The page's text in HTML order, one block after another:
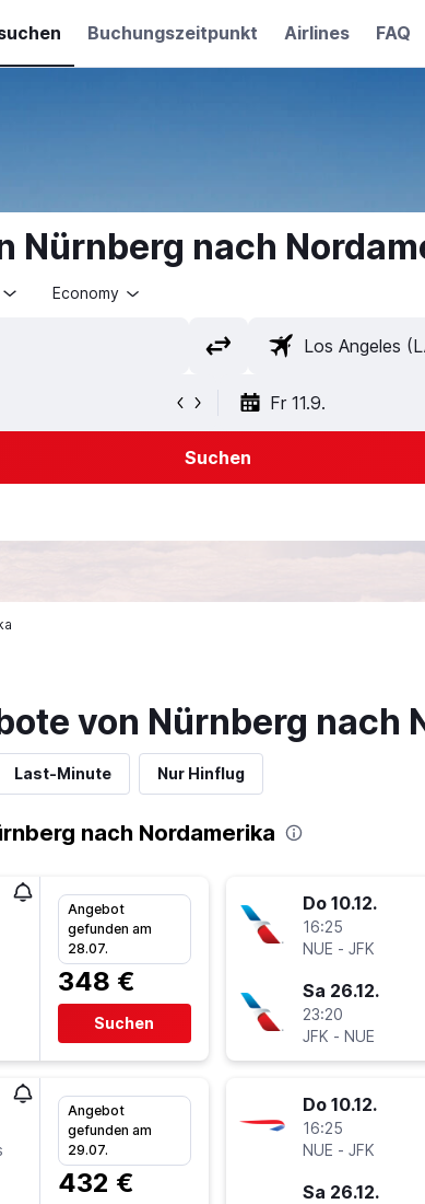
Buchungszeitpunkt Airlines FAQ
Nürnberg nach
Economy
Fr 11.9.
Suchen
von Nürnberg nach
Last-Minute Nur Hinflug
nach Nordamerika
Angebot
gefunden am
28.07.
348 €
Suchen
Angebot
gefunden am
29.07.
432 €
Do 10.12.
16:25
NUE - JFK
Sa 26.12.
23:20
JFK - NUE
Do 10.12.
16:25
NUE - JFK
Sa 26.12.